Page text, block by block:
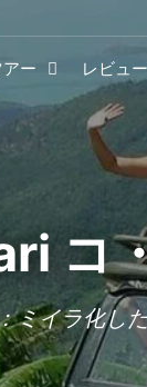
アー レビュー
コ
イラ化し